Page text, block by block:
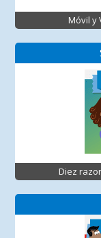
Móvil y
Diez